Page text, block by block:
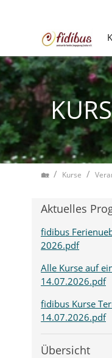
Zum Inhalt springen
HomeKurse
Aktuelles
fidibus
2026.pdf
Alle Kurse auf
14.07.2026.pdf
fidibus Kurse
14.07.2026.pdf
Übersicht